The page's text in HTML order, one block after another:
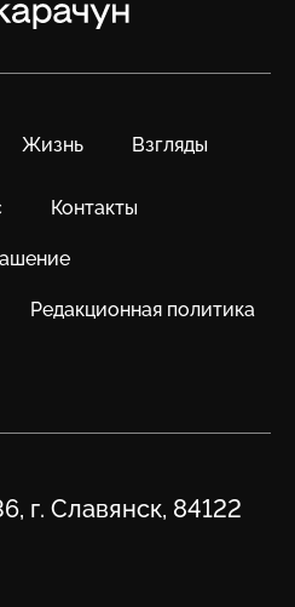
Жизнь Взгляды
Контакты
Редакционная политика
г. Славянск, 84122